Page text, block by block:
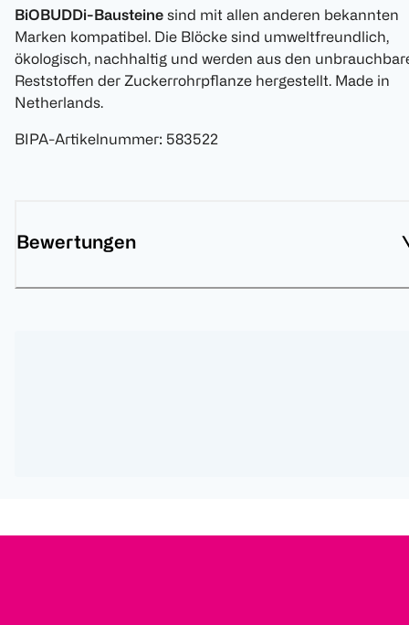
BiOBUDDi-Bausteine sind mit allen anderen bekannten
Marken kompatibel. Die Blöcke sind umweltfreundlich,
ökologisch, nachhaltig und werden aus den
Reststoffen der Zuckerrohrpflanze hergestellt. Made in
Netherlands.
BIPA-Artikelnummer: 583522
Bewertungen